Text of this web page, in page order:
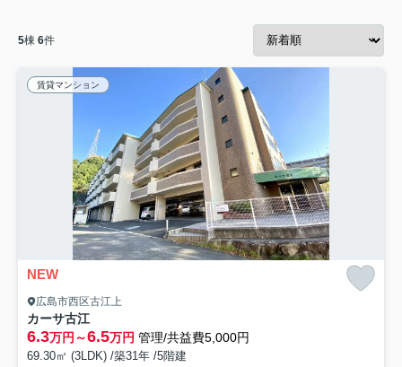
5棟 6件
賃貸マンション
NEW
広島市西区古江上
カーサ古江
6.3万円～6.5万円 管理/共益費5,000円
69.30㎡ (3LDK) /築31年 /5階建